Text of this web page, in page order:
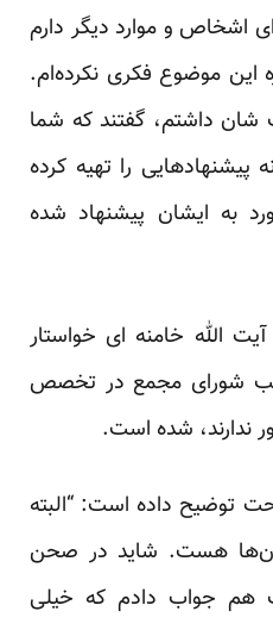
اشخاص و موارد دیگر دارم
این موضوع فکری نکرده‌ام.
داشتم، گفتند که شما
پیشنهادهایی را تهیه کرده
قبول دارم. 14 مورد به ایشان پیشنهاد شده
الله خامنه ای خواستار
شورای مجمع در تخصص
ندارند، شده است.
داده است: “البته
هست. شاید در صحن
هم جواب دادم که خیلی